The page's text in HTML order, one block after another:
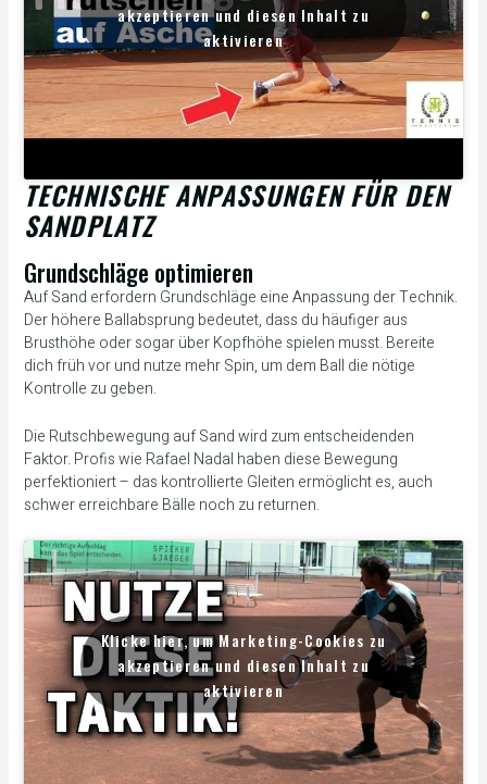
akzeptieren und diesen Inhalt zu
aktivieren
TECHNISCHE ANPASSUNGEN FÜR DEN
SANDPLATZ
Grundschläge optimieren
Auf Sand erfordern Grundschläge eine Anpassung der Technik.
Der höhere Ballabsprung bedeutet, dass du häufiger aus
Brusthöhe oder sogar über Kopfhöhe spielen musst. Bereite
dich früh vor und nutze mehr Spin, um dem Ball die nötige
Kontrolle zu geben.
Die Rutschbewegung auf Sand wird zum entscheidenden
Faktor. Profis wie Rafael Nadal haben diese Bewegung
perfektioniert – das kontrollierte Gleiten ermöglicht es, auch
schwer erreichbare Bälle noch zu returnen.
Klicke hier, um Marketing-Cookies zu
akzeptieren und diesen Inhalt zu
aktivieren